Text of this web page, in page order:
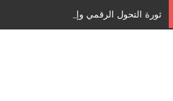
ثورة التحول الرقمي وإدارة المستندات: